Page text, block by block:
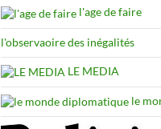
l'age de faire
l'observaoire des inégalités
LE MEDIA
le